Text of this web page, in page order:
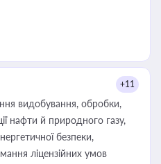
+11
видобування, обробки,
нафти й природного газу,
безпеки,
ліцензійних умов